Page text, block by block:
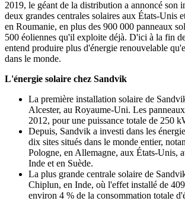
2019, le géant de la distribution a annoncé son
deux grandes centrales solaires aux États-Unis
en Roumanie, en plus des 900 000 panneaux
500 éoliennes qu'il exploite déjà. D'ici à la fin
entend produire plus d'énergie renouvelable
dans le monde.
L'énergie solaire chez Sandvik
La première installation solaire de
Alcester, au Royaume-Uni. Les
2012, pour une puissance totale de 250
Depuis, Sandvik a investi dans les
dix sites situés dans le monde entier,
Pologne, en Allemagne, aux États-Unis,
Inde et en Suède.
La plus grande centrale solaire de
Chiplun, en Inde, où l'effet installé de
environ 4 % de la consommation totale